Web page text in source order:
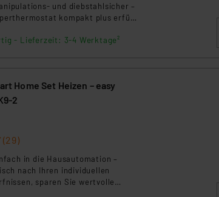
und diebstahlsicher –
kompakt plus erfüllt
für öffentliche Bereiche und
- Lieferzeit: 3-4 Werktage²
Home Set Heizen – easy
2
(29)
in die Hausautomation –
nach Ihren individuellen
sparen Sie wertvolle